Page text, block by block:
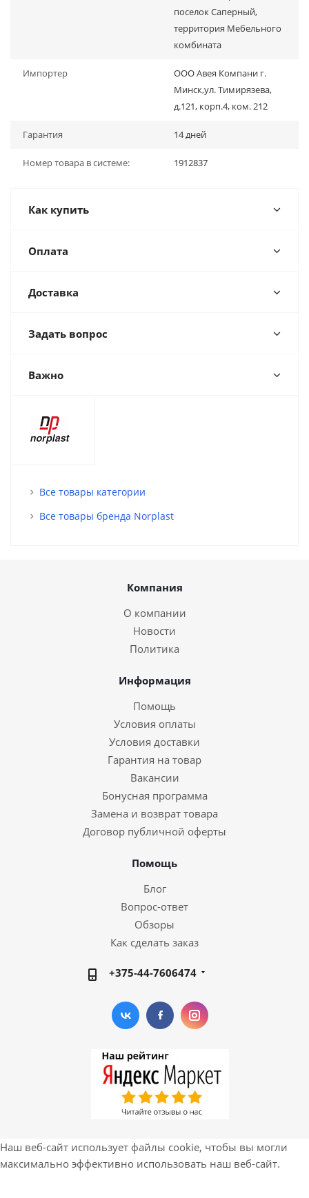
поселок Саперный,
территория Мебельного
комбината
Импортер
ООО Авея Компани г.
Минск,ул. Тимирязева,
д.121, корп.4, ком. 212
Гарантия 14 дней
Номер товара в системе: 1912837
Как купить
Оплата
Доставка
Задать вопрос
Важно
Все товары категории
Все товары бренда Norplast
Компания
О компании
Новости
Политика
Информация
Помощь
Условия оплаты
Условия доставки
Гарантия на товар
Вакансии
Бонусная программа
Замена и возврат товара
Договор публичной оферты
Помощь
Блог
Вопрос-ответ
Обзоры
Как сделать заказ
+375-44-7606474
Наш веб-сайт использует файлы cookie, чтобы вы могли
максимально эффективно использовать наш веб-сайт.